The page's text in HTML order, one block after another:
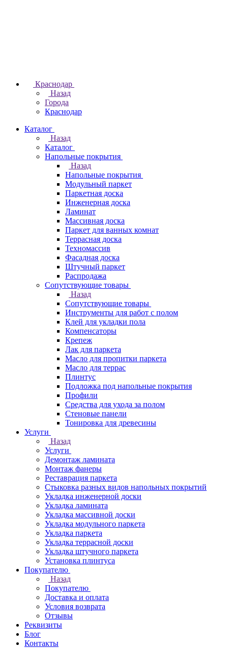
Краснодар
Назад
Города
Краснодар
Каталог
Назад
Каталог
Напольные покрытия
Назад
Напольные покрытия
Модульный паркет
Паркетная доска
Инженерная доска
Ламинат
Массивная доска
Паркет для ванных комнат
Террасная доска
Техномассив
Фасадная доска
Штучный паркет
Распродажа
Сопутствующие товары
Назад
Сопутствующие товары
Инструменты для работ с полом
Клей для укладки пола
Компенсаторы
Крепеж
Лак для паркета
Масло для пропитки паркета
Масло для террас
Плинтус
Подложка под напольные покрытия
Профили
Средства для ухода за полом
Стеновые панели
Тонировка для древесины
Услуги
Назад
Услуги
Демонтаж ламината
Монтаж фанеры
Реставрация паркета
Стыковка разных видов напольных покрытий
Укладка инженерной доски
Укладка ламината
Укладка массивной доски
Укладка модульного паркета
Укладка паркета
Укладка террасной доски
Укладка штучного паркета
Установка плинтуса
Покупателю
Назад
Покупателю
Доставка и оплата
Условия возврата
Отзывы
Реквизиты
Блог
Контакты